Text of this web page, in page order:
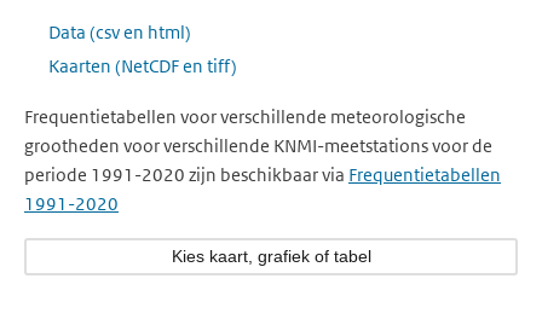
Data (csv en html)
Kaarten (NetCDF en tiff)
Frequentietabellen voor verschillende meteorologische
grootheden voor verschillende KNMI-meetstations voor de
periode 1991-2020 zijn beschikbaar via Frequentietabellen
1991-2020
Kies kaart, grafiek of tabel